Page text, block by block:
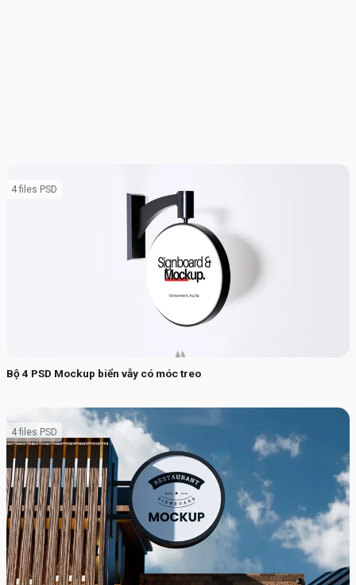
Bộ 4 PSD Mockup biển vẫy có móc treo
4 files PSD
4 files PSD